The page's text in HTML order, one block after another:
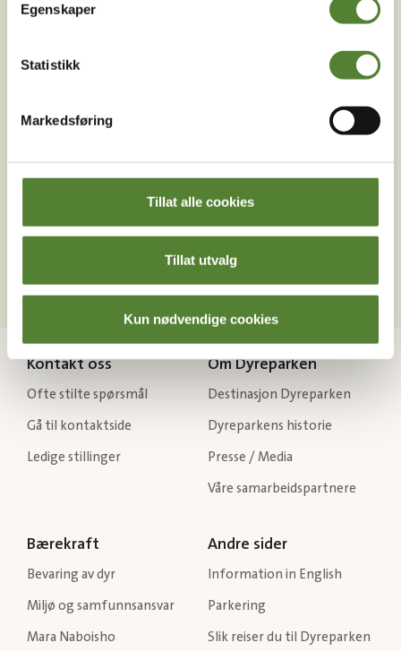
Egenskaper
Statistikk
Markedsføring
Tillat alle cookies
Tillat utvalg
Kun nødvendige cookies
Facebook LinkedIn
Les mer om appen her
Kontakt oss
Ofte stilte spørsmål
Gå til kontaktside
Ledige stillinger
Om Dyreparken
Destinasjon Dyreparken
Dyreparkens historie
Presse / Media
Våre samarbeidspartnere
Bærekraft
Bevaring av dyr
Miljø og samfunnsansvar
Mara Naboisho
Andre sider
Information in English
Parkering
Slik reiser du til Dyreparken